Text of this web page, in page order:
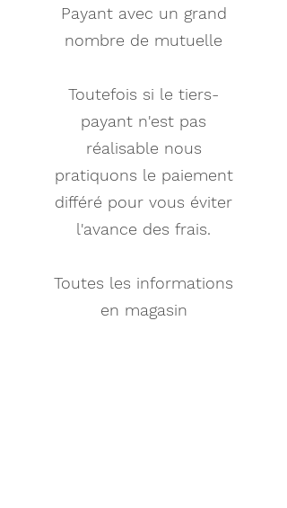
Payant avec un grand
nombre de mutuelle
Toutefois si le tiers-
payant n'est pas
réalisable nous
pratiquons le paiement
différé pour vous éviter
l'avance des frais.
Toutes les informations
en magasin